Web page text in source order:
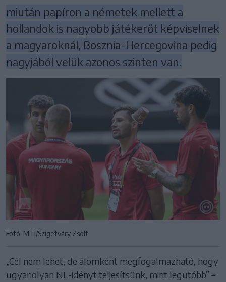
miután papíron a németek mellett a
hollandok is nagyobb játékerőt képviselnek
a magyaroknál, Bosznia-Hercegovina pedig
nagyjából velük azonos szinten van.
Fotó: MTI/Szigetváry Zsolt
„Cél nem lehet, de álomként megfogalmazható, hogy
ugyanolyan NL-idényt teljesítsünk, mint legutóbb” –